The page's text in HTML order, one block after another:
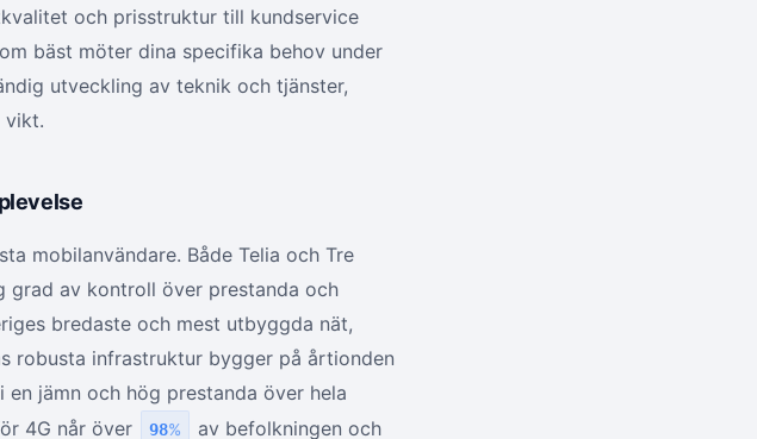
och prisstruktur till kundservice
bäst möter dina specifika behov under
utveckling av teknik och tjänster,
vikt.
mobilanvändare. Både Telia och Tre
grad av kontroll över prestanda och
bredaste och mest utbyggda nät,
robusta infrastruktur bygger på årtionden
jämn och hög prestanda över hela
4G når över
98% av befolkningen och